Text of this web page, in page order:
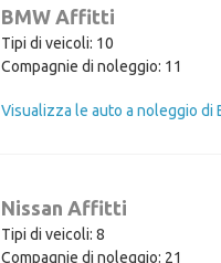
BMW Affitti
Tipi di veicoli: 10
Compagnie di noleggio: 11
Visualizza le auto a noleggio di
Nissan Affitti
Tipi di veicoli: 8
Compagnie di noleggio: 21